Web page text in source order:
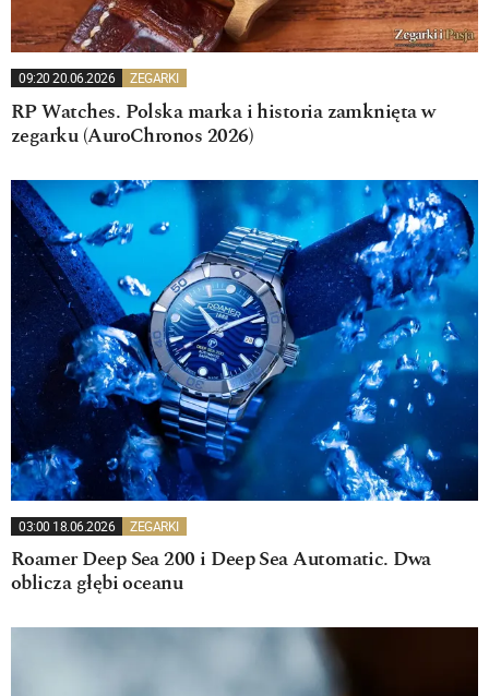
09:20 20.06.2026 ZEGARKI
RP Watches. Polska marka i historia zamknięta w
zegarku (AuroChronos 2026)
03:00 18.06.2026 ZEGARKI
Roamer Deep Sea 200 i Deep Sea Automatic. Dwa
oblicza głębi oceanu